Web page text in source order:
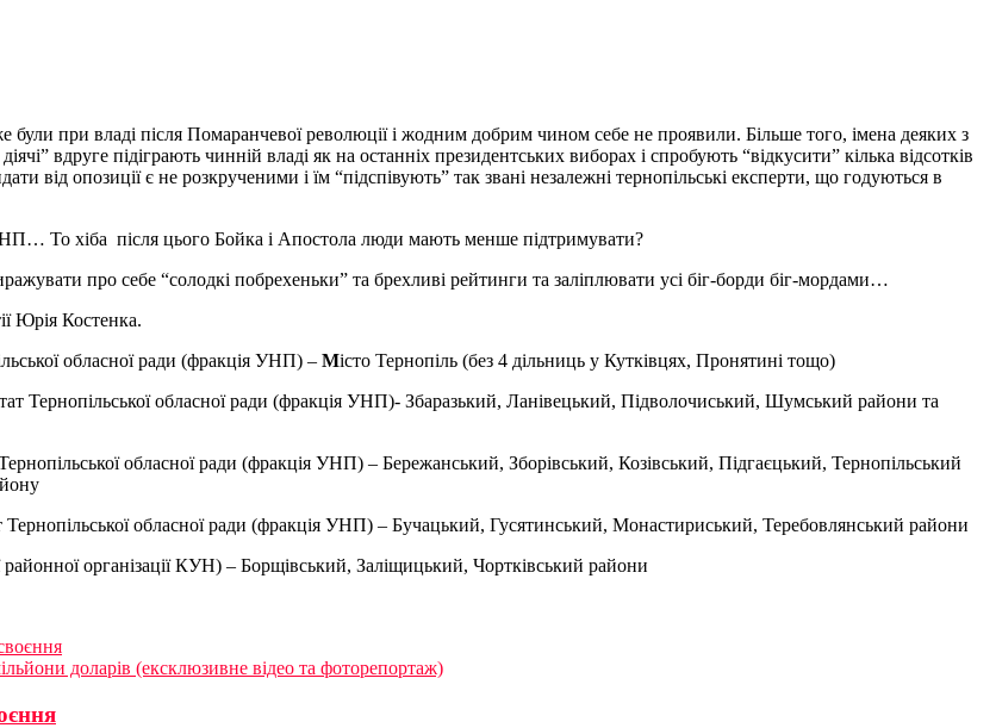
були при владі після Помаранчевої революції і жодним добрим чином себе не проявили. Більше того, імена деяких з
вдруге підіграють чинній владі як на останніх президентських виборах і спробують “відкусити” кілька відсотків
від опозиції є не розкрученими і їм “підспівують” так звані незалежні тернопільські експерти, що годуються в
То хіба після цього Бойка і Апостола люди мають менше підтримувати?
про себе “солодкі побрехеньки” та брехливі рейтинги та заліплювати усі біг-борди біг-мордами…
Юрія Костенка.
обласної ради (фракція УНП) – Місто Тернопіль (без 4 дільниць у Кутківцях, Пронятині тощо)
обласної ради (фракція УНП)- Збаразький, Ланівецький, Підволочиський, Шумський райони та
обласної ради (фракція УНП) – Бережанський, Зборівський, Козівський, Підгаєцький, Тернопільський
обласної ради (фракція УНП) – Бучацький, Гусятинський, Монастириський, Теребовлянський райони
організації КУН) – Борщівський, Заліщицький, Чортківський райони
доларів (ексклюзивне відео та фоторепортаж)